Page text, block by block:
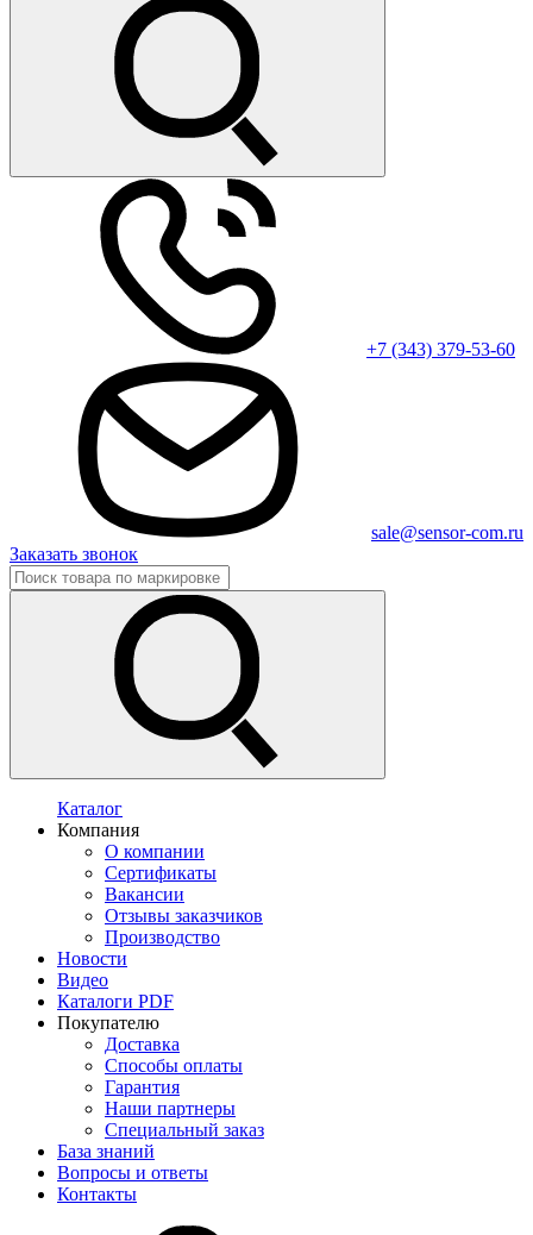
+7 (343) 379-53-60
sale@sensor-com.ru
Заказать звонок
Каталог
Компания
О компании
Сертификаты
Вакансии
Отзывы заказчиков
Производство
Новости
Видео
Каталоги PDF
Покупателю
Доставка
Способы оплаты
Гарантия
Наши партнеры
Специальный заказ
База знаний
Вопросы и ответы
Контакты